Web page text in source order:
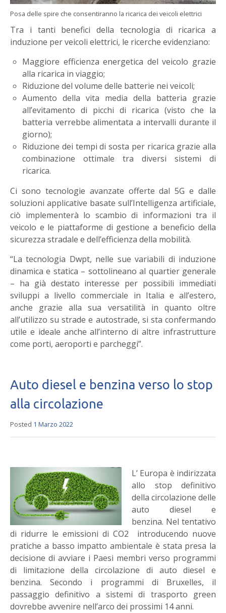
Posa delle spire che consentiranno la ricarica dei veicoli elettrici
Tra i tanti benefici della tecnologia di ricarica a
induzione per veicoli elettrici, le ricerche evidenziano:
Maggiore efficienza energetica del veicolo grazie
alla ricarica in viaggio;
Riduzione del volume delle batterie nei veicoli;
Aumento della vita media della batteria grazie
all’evitamento di picchi di ricarica (visto che la
batteria verrebbe alimentata a intervalli durante il
giorno);
Riduzione dei tempi di sosta per ricarica grazie alla
combinazione ottimale tra diversi sistemi di
ricarica.
Ci sono tecnologie avanzate offerte dal 5G e dalle
soluzioni applicative basate sull’Intelligenza artificiale,
ciò implementerà lo scambio di informazioni tra il
veicolo e le piattaforme di gestione a beneficio della
sicurezza stradale e dell’efficienza della mobilità.
“La tecnologia Dwpt, nelle sue variabili di induzione
dinamica e statica – sottolineano al quartier generale
– ha già destato interesse per possibili immediati
sviluppi a livello commerciale in Italia e all’estero,
anche grazie alla sua versatilità in quanto oltre
all’utilizzo su strade e autostrade, si sta confermando
utile e ideale anche all’interno di altre infrastrutture
come porti, aeroporti e parcheggi”.
Auto diesel e benzina verso lo stop
alla circolazione
Posted 1 Marzo 2022
L’ Europa è indirizzata
allo stop definitivo
della circolazione delle
auto diesel e
benzina. Nel tentativo
di ridurre le emissioni di CO2 introducendo nuove
pratiche a basso impatto ambientale è stata presa la
decisione di avviare i Paesi membri verso programmi
di limitazione della circolazione di auto diesel e
benzina. Secondo i programmi di Bruxelles, il
passaggio definitivo a sistemi di trasporto green
dovrebbe avvenire nell’arco dei prossimi 14 anni.